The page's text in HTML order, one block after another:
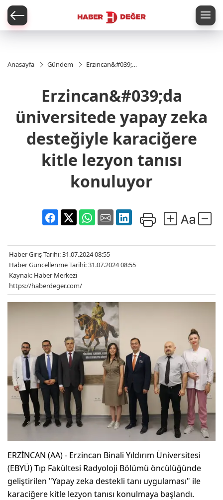
Anasayfa Gündem
Erzincan&#039;da
desteğiyle
karaciğere kitle
lezyon tanısı
konuluyor
Erzincan&#039;da
üniversitede yapay zeka
desteğiyle karaciğere
kitle lezyon tanısı
konuluyor
Haber Giriş Tarihi: 31.07.2024 08:55
Haber Güncellenme Tarihi: 31.07.2024 08:55
Kaynak: Haber Merkezi
https://haberdeger.com/
ERZİNCAN (AA) - Erzincan Binali Yıldırım Üniversitesi
(EBYÜ) Tıp Fakültesi Radyoloji Bölümü öncülüğünde
geliştirilen "Yapay zeka destekli tanı uygulaması" ile
karaciğere kitle lezyon tanısı konulmaya başlandı.